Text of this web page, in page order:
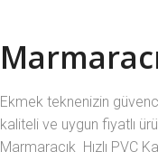
Ekmek teknenizin
kaliteli ve uygun fiyatlı
Marmaracık Hızlı PVC